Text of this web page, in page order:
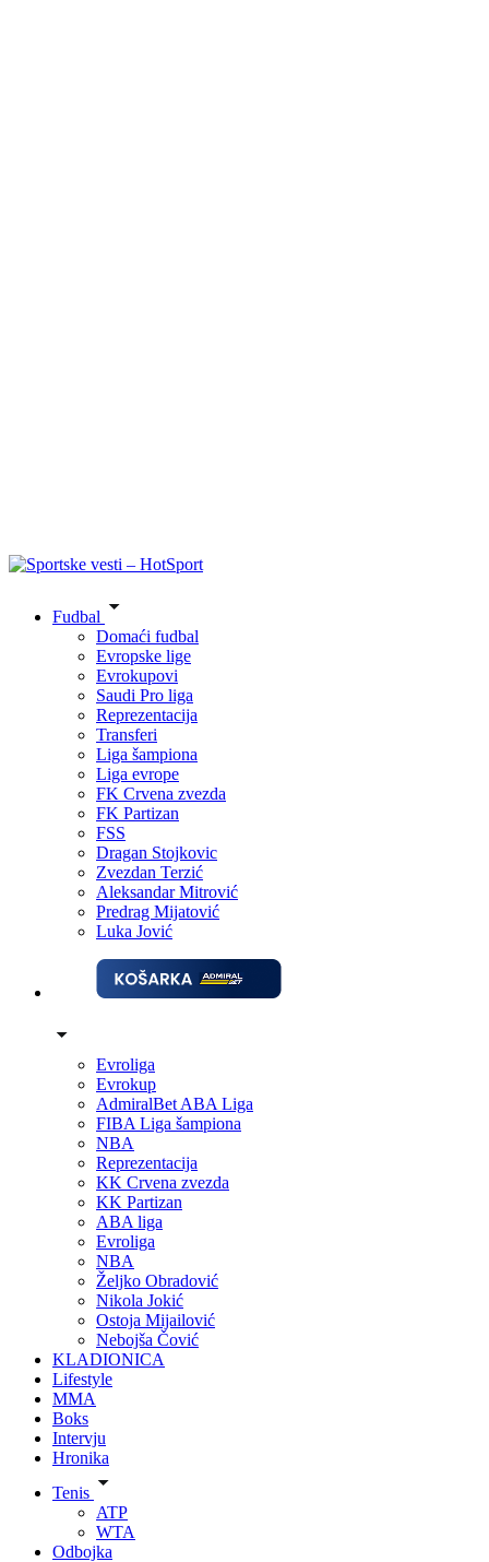
Fudbal
Domaći fudbal
Evropske lige
Evrokupovi
Saudi Pro liga
Reprezentacija
Transferi
Liga šampiona
Liga evrope
FK Crvena zvezda
FK Partizan
FSS
Dragan Stojkovic
Zvezdan Terzić
Aleksandar Mitrović
Predrag Mijatović
Luka Jović
Evroliga
Evrokup
AdmiralBet ABA Liga
FIBA Liga šampiona
NBA
Reprezentacija
KK Crvena zvezda
KK Partizan
ABA liga
Evroliga
NBA
Željko Obradović
Nikola Jokić
Ostoja Mijailović
Nebojša Čović
KLADIONICA
Lifestyle
MMA
Boks
Intervju
Hronika
Tenis
ATP
WTA
Odbojka